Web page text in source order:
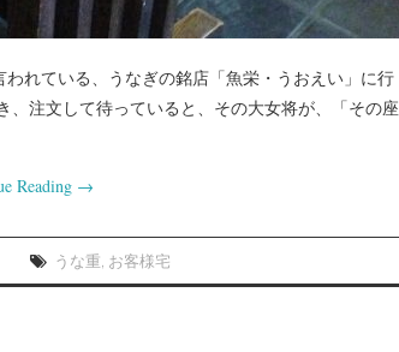
れている、うなぎの銘店「魚栄・うおえい」に行
注文して待っていると、その大女将が、「その座
Reading →
うな重, お客様宅